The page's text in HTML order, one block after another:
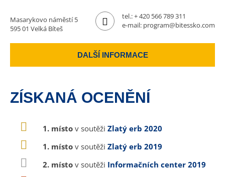
Masarykovo náměstí 5
595 01 Velká Bíteš
tel.:+ 420 566 789 311
e-mail: program@bitessko.com
DALŠÍ INFORMACE
ZÍSKANÁ OCENĚNÍ
1. místo v soutěži Zlatý erb 2020
1. místo v soutěži Zlatý erb 2019
2. místo v soutěži Informačních center 2019